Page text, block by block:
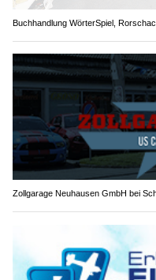
Buchhandlung WörterSpiel,
Zollgarage Neuhausen GmbH bei